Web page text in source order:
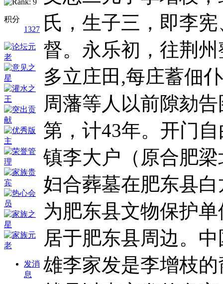
积分
1327
发消
息
氏，生子三，即李
督。永乐初，往荆
多立庄田,每庄蓄佃
周藩等人以前隙劾
第，计43年。开门
镇李大户（原合肥梁
妇合葬墓在肥东县
为肥东县文物保护
居于肥东县周边。
雄李家发是李增枝